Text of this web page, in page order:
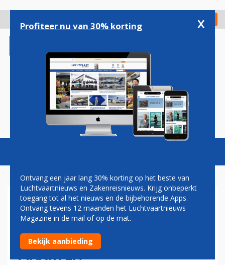
gaan
Check in
Magazine Podcasts Vacatures
MEER PASSAGIERS EN
VLIEGTUIGEN OP
LUCHTHAVEN SINT
MAARTEN
Profiteer nu van 30% korting x
Ontvang een jaar lang 30% korting op het beste van
Luchtvaartnieuws en Zakenreisnieuws. Krijg onbeperkt
toegang tot al het nieuws en de bijbehorende Apps.
Ontvang tevens 12 maanden het Luchtvaartnieuws
Magazine in de mail of op de mat.
Bekijk aanbieding